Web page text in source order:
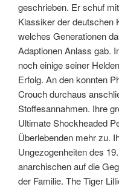
geschrieben. Er schuf
Klassiker der deutschen
welches Generationen
Adaptionen Anlass gab.
noch einige seiner
Erfolg. An den konnten
Crouch durchaus
Stoffesannahmen. Ihre
Ultimate Shockheaded
Überlebenden mehr zu.
Ungezogenheiten des
anarchischen auf die
der Familie. The Tiger